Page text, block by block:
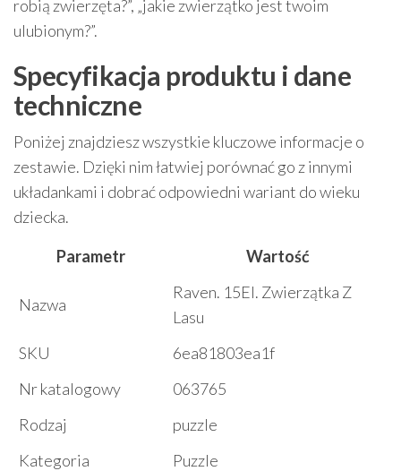
robią zwierzęta?”, „jakie zwierzątko jest twoim
ulubionym?”.
Specyfikacja produktu i dane
techniczne
Poniżej znajdziesz wszystkie kluczowe informacje o
zestawie. Dzięki nim łatwiej porównać go z innymi
układankami i dobrać odpowiedni wariant do wieku
dziecka.
Parametr
Wartość
Nazwa
Raven. 15El. Zwierzątka Z
Lasu
SKU
6ea81803ea1f
Nr katalogowy
063765
Rodzaj
puzzle
Kategoria
Puzzle